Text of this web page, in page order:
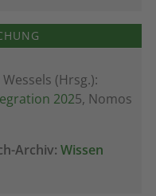
(Hrsg.):
2025, Nomos
Archiv: Wissen